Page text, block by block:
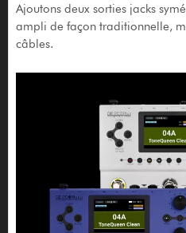
Ajoutons deux sorties jacks
ampli de façon traditionnelle,
câbles.